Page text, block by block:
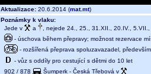
Aktualizace: 20.6.2014 (mat.mt)
Poznámky k vlaku:
Jede v
a
, nejede 24., 25., 31.XII., 20.IV.,
- úschova během přepravy; možnost rezervace
- rozšířená přeprava spoluzavazadel,
- vůz s oddíly pro cestující s dětmi do 10 let
902 / 878
Šumperk - Česká Třebová v